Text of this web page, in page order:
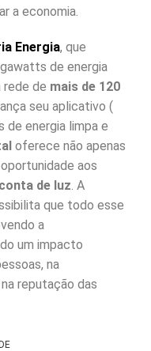
a economia.
Energia, que
de energia
rede de mais de 120
seu aplicativo (
energia limpa e
oferece não apenas
aos
de luz. A
que todo esse
a
um impacto
na
reputação das